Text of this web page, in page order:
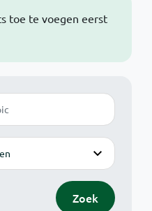
toe te voegen eerst
Zoek